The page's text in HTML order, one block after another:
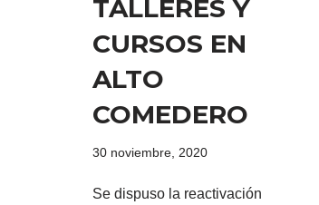
TALLERES Y
CURSOS EN
ALTO
COMEDERO
30 noviembre, 2020
Se dispuso la reactivación